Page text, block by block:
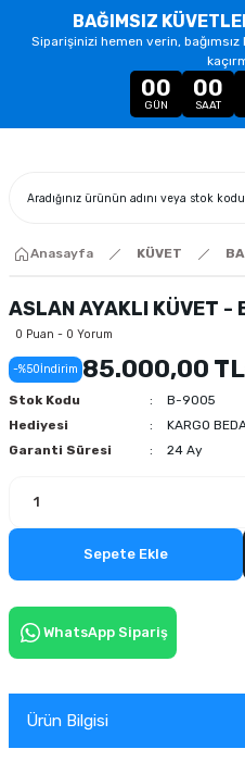
BAĞIMSIZ
Siparişinizi hemen verin,
00
GÜN
00
SAAT
Anasayfa KÜVET
ASLAN AYAKLI KÜVET -
0 Puan - 0 Yorum
-%50İndirim 85.000,00 TL
Stok Kodu
B-9005
Hediyesi
KARGO
Garanti Süresi
24 Ay
Sepete Ekle
WhatsApp Sipariş
Ürün Bilgisi